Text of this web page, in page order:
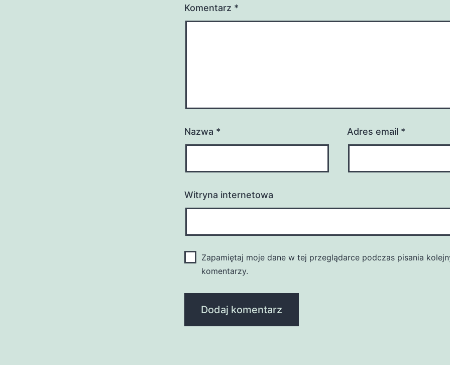
Komentarz *
Nazwa * Adres email *
Witryna internetowa
Zapamiętaj moje dane w tej przeglądarce podczas pisania
komentarzy.